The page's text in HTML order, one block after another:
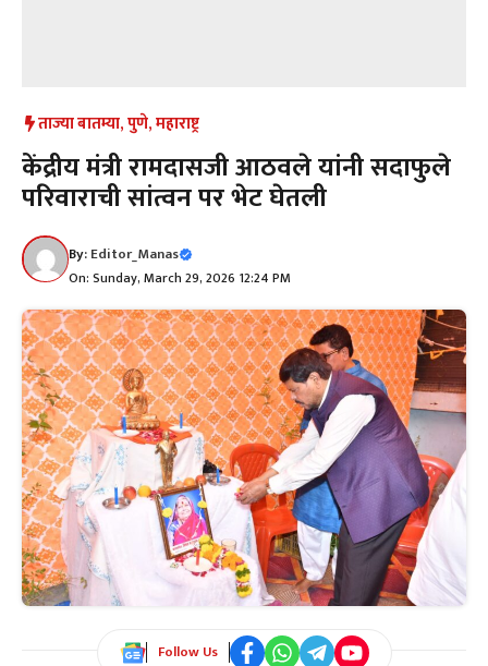
ताज्या बातम्या,पुणे,महाराष्ट्र
केंद्रीय मंत्री रामदासजी आठवले यांनी सदाफुले
परिवाराची सांत्वन पर भेट घेतली
By:Editor_Manas
On: Sunday, March 29, 2026 12:24 PM
Follow Us